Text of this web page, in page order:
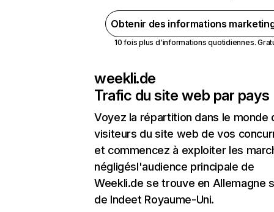
Obtenir des informations
10 fois plus d'informations quotidiennes.
weekli.de
Trafic du site web par pays
Voyez la répartition dans le monde
visiteurs du site web de vos
et commencez à exploiter les
négligésl'audience principale de
Weekli.de se trouve en Allemagne
de Indeet Royaume-Uni.